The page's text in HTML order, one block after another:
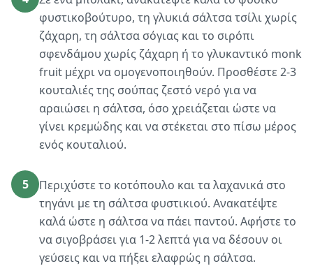
φυστικοβούτυρο, τη γλυκιά σάλτσα τσίλι χωρίς
ζάχαρη, τη σάλτσα σόγιας και το σιρόπι
σφενδάμου χωρίς ζάχαρη ή το γλυκαντικό monk
fruit μέχρι να ομογενοποιηθούν. Προσθέστε 2-3
κουταλιές της σούπας ζεστό νερό για να
αραιώσει η σάλτσα, όσο χρειάζεται ώστε να
γίνει κρεμώδης και να στέκεται στο πίσω μέρος
ενός κουταλιού.
5
Περιχύστε το κοτόπουλο και τα λαχανικά στο
τηγάνι με τη σάλτσα φυστικιού. Ανακατέψτε
καλά ώστε η σάλτσα να πάει παντού. Αφήστε το
να σιγοβράσει για 1-2 λεπτά για να δέσουν οι
γεύσεις και να πήξει ελαφρώς η σάλτσα.